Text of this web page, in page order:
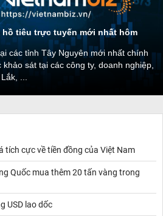
hồ tiêu trực tuyến mới nhất hôm
các tỉnh Tây Nguyên mới nhất chính
khảo sát tại các công ty, doanh nghiệp,
tích cực về tiền đồng của Việt Nam
Quốc mua thêm 20 tấn vàng trong
USD lao dốc